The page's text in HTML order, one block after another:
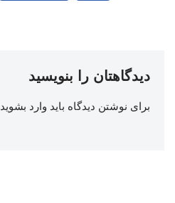
دیدگاهتان را بنویسید
برای نوشتن دیدگاه باید وارد بشوید